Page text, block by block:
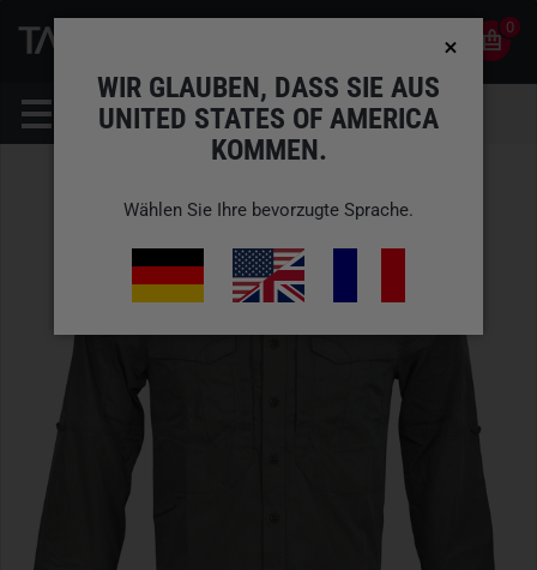
0
WIR GLAUBEN, DASS SIE AUS
UNITED STATES OF AMERICA
KOMMEN.
Wählen Sie Ihre bevorzugte Sprache.